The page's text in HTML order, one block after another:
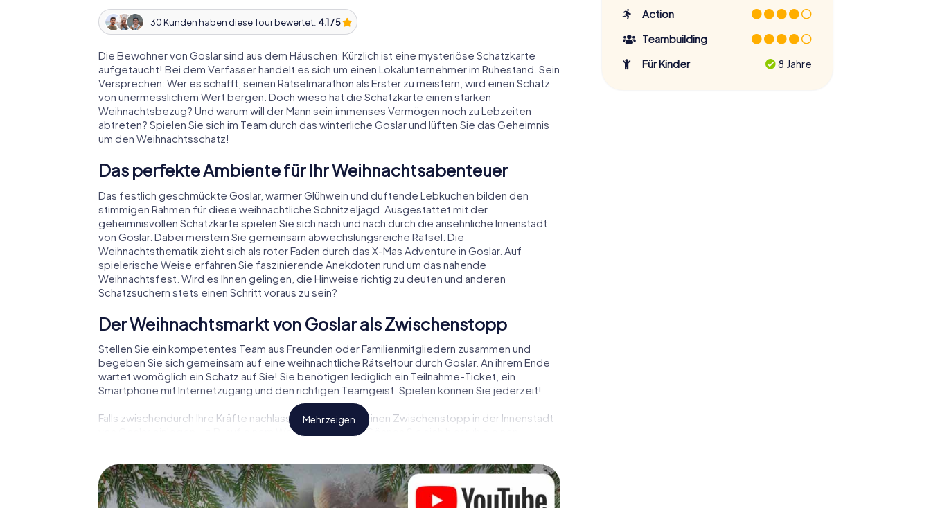
30 Kunden haben diese Tour bewertet: 4.1 / 5
Die Bewohner von Goslar sind aus dem Häuschen: Kürzlich ist eine mysteriöse Schatzkarte
aufgetaucht! Bei dem Verfasser handelt es sich um einen Lokalunternehmer im Ruhestand. Sein
Versprechen: Wer es schafft, seinen Rätselmarathon als Erster zu meistern, wird einen Schatz
von unermesslichem Wert bergen. Doch wieso hat die Schatzkarte einen starken
Weihnachtsbezug? Und warum will der Mann sein immenses Vermögen noch zu Lebzeiten
abtreten? Spielen Sie sich im Team durch das winterliche Goslar und lüften Sie das Geheimnis
um den Weihnachtsschatz!
Das perfekte Ambiente für Ihr Weihnachtsabenteuer
Das festlich geschmückte Goslar, warmer Glühwein und duftende Lebkuchen bilden den
stimmigen Rahmen für diese weihnachtliche Schnitzeljagd. Ausgestattet mit der
geheimnisvollen Schatzkarte spielen Sie sich nach und nach durch die ansehnliche Innenstadt
von Goslar. Dabei meistern Sie gemeinsam abwechslungsreiche Rätsel. Die
Weihnachtsthematik zieht sich als roter Faden durch das X-Mas Adventure in Goslar. Auf
spielerische Weise erfahren Sie faszinierende Anekdoten rund um das nahende
Weihnachtsfest. Wird es Ihnen gelingen, die Hinweise richtig zu deuten und anderen
Schatzsuchern stets einen Schritt voraus zu sein?
Der Weihnachtsmarkt von Goslar als Zwischenstopp
Stellen Sie ein kompetentes Team aus Freunden oder Familienmitgliedern zusammen und
begeben Sie sich gemeinsam auf eine weihnachtliche Rätseltour durch Goslar. An ihrem Ende
wartet womöglich ein Schatz auf Sie! Sie benötigen lediglich ein Teilnahme-Ticket, ein
Smartphone mit Internetzugang und den richtigen Teamgeist. Spielen können Sie jederzeit!
Falls zwischendurch Ihre Kräfte nachlassen, können Sie einen Zwischenstopp in der Innenstadt
von Goslar einlegen – z.B. auf einem Weihnachtsmarkt! Gönnen Sie sich hier ruhig einen
Eine spannende Option für Ihre Weihnachtsfeier in Goslar
Mehr zeigen
Action
Teambuilding
Für Kinder
8 Jahre